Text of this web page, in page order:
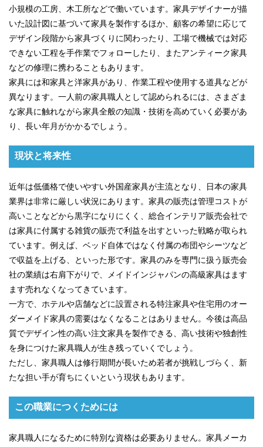
小規模の工房、木工所などで働いています。家具デザイナーが描
いた設計図に基づいて家具を製作するほか、顧客の希望に応じて
デザイン段階から家具づくりに関わったり、工場で機械では対応
できない工程を手作業でフォローしたり、またアンティーク家具
などの修理に携わることもあります。
家具には和家具と洋家具があり、作業工程や使用する道具などが
異なります。一人前の家具職人として認められるには、さまざま
な家具に触れながら家具全般の知識・技術を高めていく必要があ
り、長い年月がかかるでしょう。
現状と将来性
近年は低価格で使いやすい外国産家具が主流となり、日本の家具
業界は非常に厳しい状況にあります。家具の販売は管理コストが
高いことなどから黒字になりにくく、総合インテリア販売会社で
は家具に付属する雑貨の販売で利益を出すといった戦略が取られ
ています。例えば、ベッド自体ではなく付属の布団やシーツなど
で収益を上げる、といった形です。家具のみを専門に扱う販売会
社の業績は右肩下がりで、メイドインジャパンの高級家具はます
ます売れなくなってきています。
一方で、ホテルや店舗などに設置される特注家具や住宅用のオー
ダーメイド家具の需要はなくなることはありません。今後は高品
質でデザイン性の高い注文家具を製作できる、高い技術や独創性
を身につけた家具職人が生き残っていくでしょう。
ただし、家具職人は修行期間が長いため若者が挑戦しづらく、新
たな担い手が育ちにくいという現状もあります。
この職業につくためには
家具職人になるために特別な資格は必要ありません。家具メーカ